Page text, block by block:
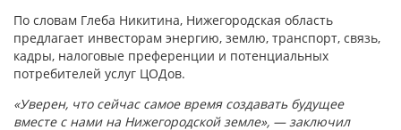
По словам Глеба Никитина, Нижегородская область
предлагает инвесторам энергию, землю, транспорт, связь,
кадры, налоговые преференции и потенциальных
потребителей услуг ЦОДов.
«Уверен, что сейчас самое время создавать будущее
вместе с нами на Нижегородской земле», — заключил